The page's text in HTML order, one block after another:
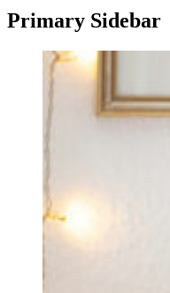
Primary Sidebar